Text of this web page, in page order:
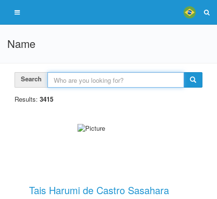
Name
Search
Results: 3415
Tais Harumi de Castro Sasahara